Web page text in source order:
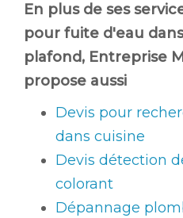
En plus de ses
pour fuite d'eau
plafond, Entreprise
propose aussi
Devis pour
dans cuisine
Devis détection
colorant
Dépannage